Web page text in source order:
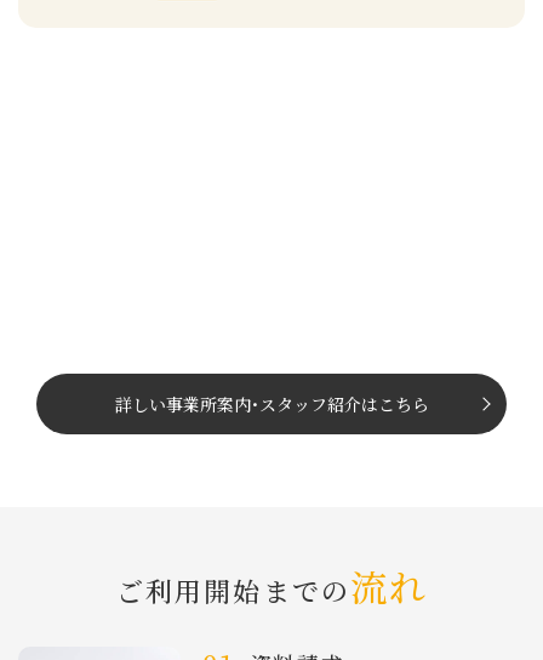
詳しい事業所案内･スタッフ紹介はこちら
ご利⽤開始までの流れ